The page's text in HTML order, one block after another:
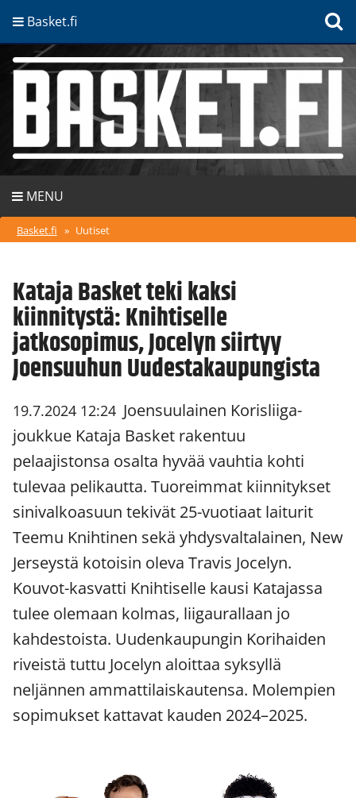
Basket.fi
MENU
Basket.fi » Uutiset
Kataja Basket teki kaksi
kiinnitystä: Knihtiselle
jatkosopimus, Jocelyn siirtyy
Joensuuhun Uudestakaupungista
19.7.2024 12:24 Joensuulainen Korisliiga-
joukkue Kataja Basket rakentuu
pelaajistonsa osalta hyvää vauhtia kohti
tulevaa pelikautta. Tuoreimmat kiinnitykset
sinivalkoasuun tekivät 25-vuotiaat laiturit
Teemu Knihtinen sekä yhdysvaltalainen, New
Jerseystä kotoisin oleva Travis Jocelyn.
Kouvot-kasvatti Knihtiselle kausi Katajassa
tulee olemaan kolmas, liigaurallaan jo
kahdestoista. Uudenkaupungin Korihaiden
riveistä tuttu Jocelyn aloittaa syksyllä
neljännen ammattilaiskautensa. Molempien
sopimukset kattavat kauden 2024–2025.